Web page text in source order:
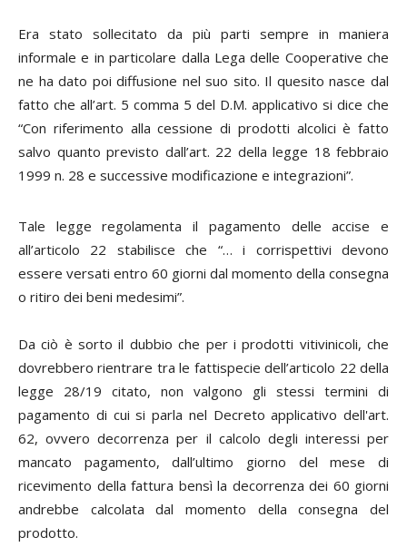
Era stato sollecitato da più parti sempre in maniera
informale e in particolare dalla Lega delle Cooperative che
ne ha dato poi diffusione nel suo sito. Il quesito nasce dal
fatto che all’art. 5 comma 5 del D.M. applicativo si dice che
“Con riferimento alla cessione di prodotti alcolici è fatto
salvo quanto previsto dall’art. 22 della legge 18 febbraio
1999 n. 28 e successive modificazione e integrazioni”.
Tale legge regolamenta il pagamento delle accise e
all’articolo 22 stabilisce che “… i corrispettivi devono
essere versati entro 60 giorni dal momento della consegna
o ritiro dei beni medesimi”.
Da ciò è sorto il dubbio che per i prodotti vitivinicoli, che
dovrebbero rientrare tra le fattispecie dell’articolo 22 della
legge 28/19 citato, non valgono gli stessi termini di
pagamento di cui si parla nel Decreto applicativo dell'art.
62, ovvero decorrenza per il calcolo degli interessi per
mancato pagamento, dall’ultimo giorno del mese di
ricevimento della fattura bensì la decorrenza dei 60 giorni
andrebbe calcolata dal momento della consegna del
prodotto.